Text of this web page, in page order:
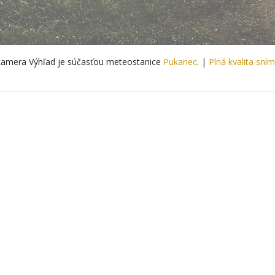
Výhľad je súčasťou meteostanice Pukanec. | Plná kvalita